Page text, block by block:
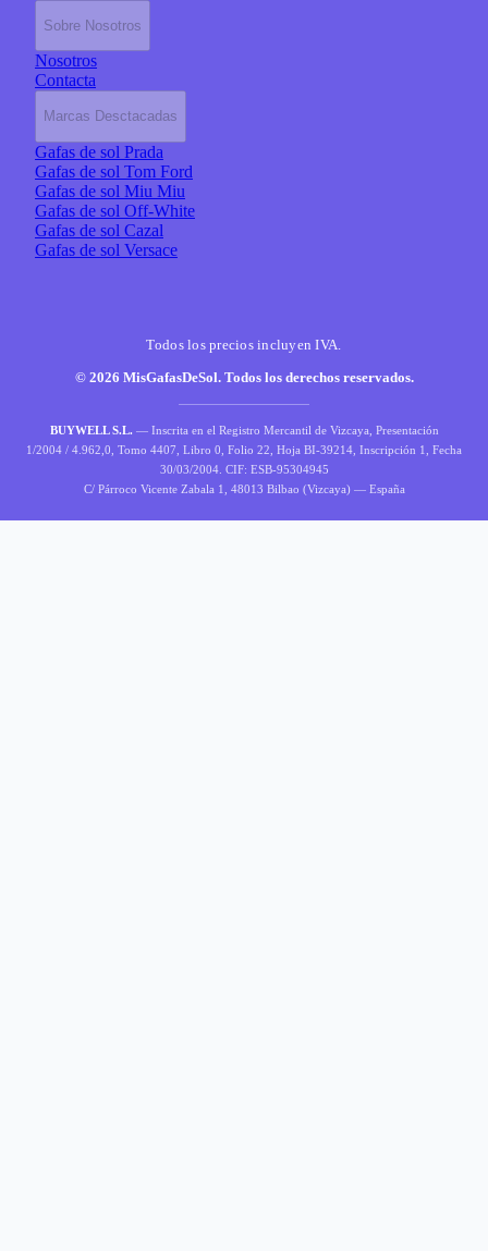
Sobre Nosotros
Nosotros
Contacta
Marcas Desctacadas
Gafas de sol Prada
Gafas de sol Tom Ford
Gafas de sol Miu Miu
Gafas de sol Off-White
Gafas de sol Cazal
Gafas de sol Versace
Todos los precios incluyen IVA.
© 2026 MisGafasDeSol. Todos los derechos reservados.
BUYWELL S.L. — Inscrita en el Registro Mercantil de Vizcaya, Presentación
1/2004 / 4.962,0, Tomo 4407, Libro 0, Folio 22, Hoja BI-39214, Inscripción 1, Fecha
30/03/2004. CIF: ESB-95304945
C/ Párroco Vicente Zabala 1, 48013 Bilbao (Vizcaya) — España